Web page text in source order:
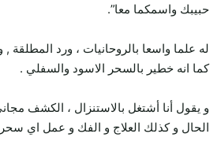
حبيبك واسمكما معا”.
له علما واسعا بالروحانيات ، ورد المطلقة ,
كما انه خطير بالسحر الاسود والسفلي .
و يقول أنا أشتغل بالاستنزال ، الكشف
الحال و كذلك العلاج و الفك و عمل اي